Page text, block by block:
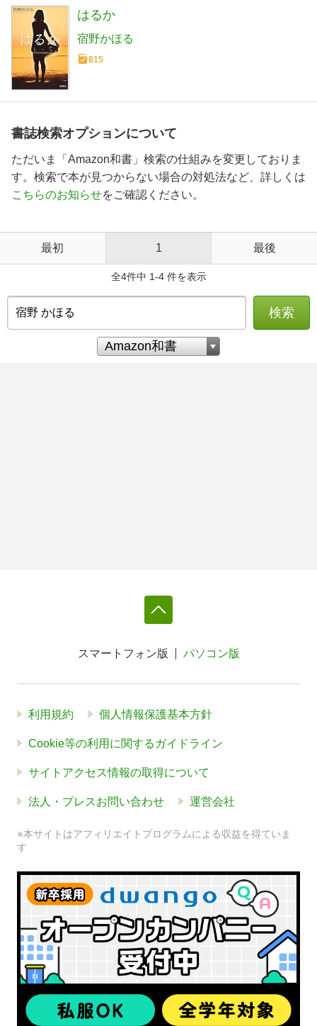
はるか
宿野かほる
815
書誌検索オプションについて
ただいま「Amazon和書」検索の仕組みを変更しておりま
す。検索で本が見つからない場合の対処法など、詳しくは
こちらのお知らせをご確認ください。
最初 1 最後
全4件中 1-4 件を表示
検索
スマートフォン版 パソコン版
利用規約 個人情報保護基本方針
Cookie等の利用に関するガイドライン
サイトアクセス情報の取得について
法人・プレスお問い合わせ 運営会社
※本サイトはアフィリエイトプログラムによる収益を得ていま
す